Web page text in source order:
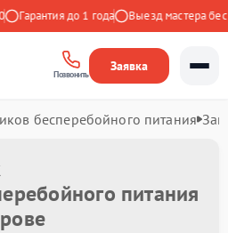
Гарантия до 1 года Выезд мастера
Позвонить
Заявка
бесперебойного питания
питания